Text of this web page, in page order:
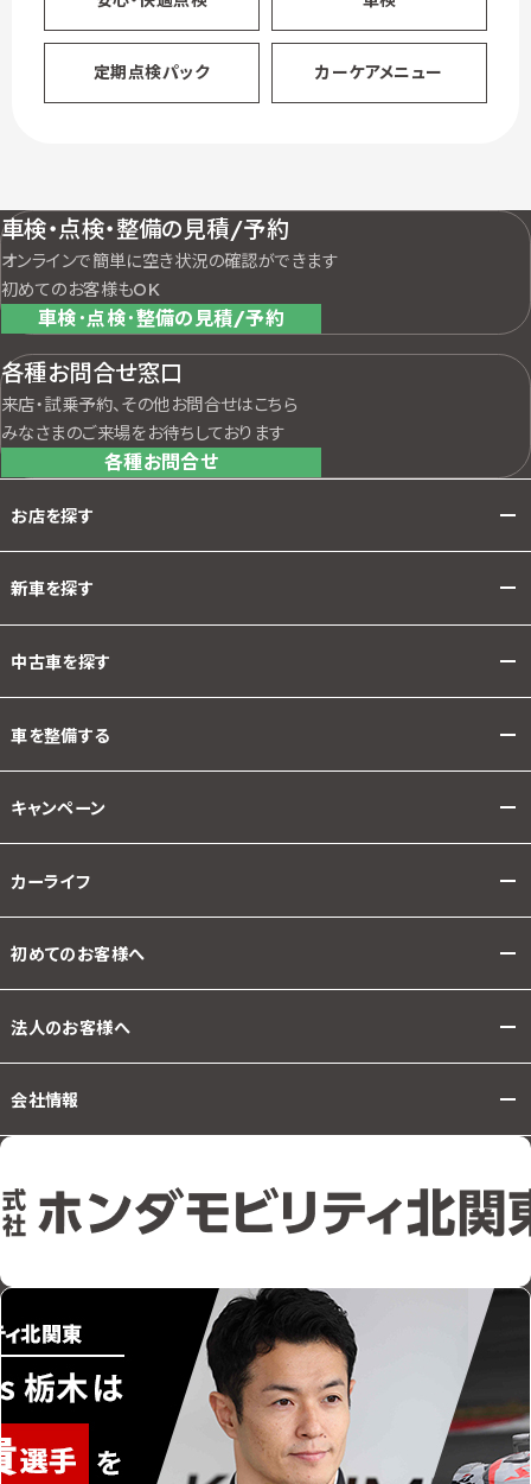
定期点検パック カーケアメニュー
車検・点検・整備の見積/予約
オンラインで簡単に空き状況の確認ができます
初めてのお客様もOK
車検･点検･整備の見積/予約
各種お問合せ窓口
来店・試乗予約、その他お問合せはこちら
みなさまのご来場をお待ちしております
各種お問合せ
お店を探す
新車を探す
中古車を探す
車を整備する
キャンペーン
カーライフ
初めてのお客様へ
法人のお客様へ
会社情報